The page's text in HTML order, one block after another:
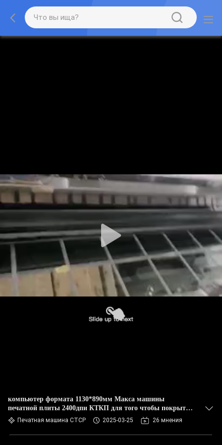
компьютер формата 1130*890мм Макса машины
печатной плиты 2400дпи КТКП для того чтобы покрыть
системы
Печатная машина CTCP 2025-03-25 26 мнения